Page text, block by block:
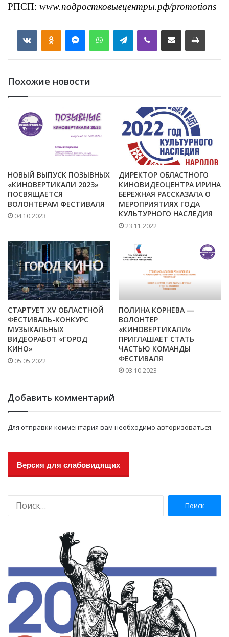
РПСП: www.подростковыецентры.рф/promotions
VKontakte WhatsApp Telegram
Похожие новости
НОВЫЙ ВЫПУСК ПОЗЫВНЫХ
«КИНОВЕРТИКАЛИ 2023»
ПОСВЯЩАЕТСЯ
ВОЛОНТЕРАМ ФЕСТИВАЛЯ
04.10.2023
ДИРЕКТОР ОБЛАСТНОГО
КИНОВИДЕОЦЕНТРА ИРИНА
БЕРЕЖНАЯ РАССКАЗАЛА О
МЕРОПРИЯТИЯХ ГОДА
КУЛЬТУРНОГО НАСЛЕДИЯ
23.11.2022
СТАРТУЕТ XV ОБЛАСТНОЙ
ФЕСТИВАЛЬ-КОНКУРС
МУЗЫКАЛЬНЫХ
ВИДЕОРАБОТ «ГОРОД
КИНО»
05.05.2022
ПОЛИНА КОРНЕВА —
ВОЛОНТЕР
«КИНОВЕРТИКАЛИ»
ПРИГЛАШАЕТ СТАТЬ
ЧАСТЬЮ КОМАНДЫ
ФЕСТИВАЛЯ
03.10.2023
Добавить комментарий
Для отправки комментария вам необходимо авторизоваться.
Версия для слабовидящих